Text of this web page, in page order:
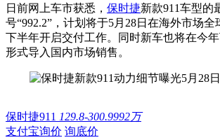
日前网上车市获悉， 保时捷新款911车型的
号“992.2”，计划将于5月28日在海外市场
下半年开启交付工作。同时新车也将在今
形式导入国内市场销售。
保时捷911 129.8-300.9992万
支付宝询价 询底价